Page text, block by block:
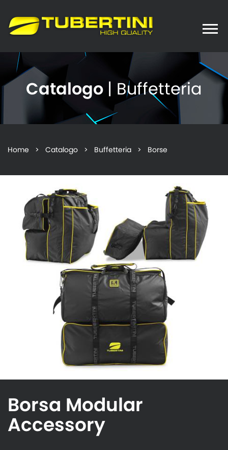
Toggle
Catalogo | Buffetteria
Home > Catalogo > Buffetteria > Borse
Borsa Modular
Accessory